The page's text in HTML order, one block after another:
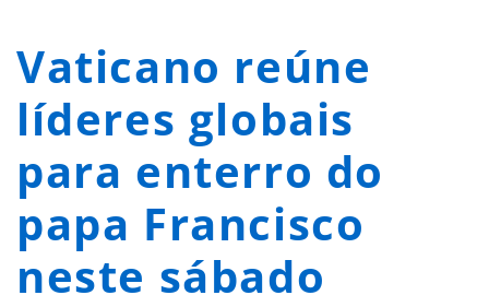
Vaticano reúne
líderes globais
para enterro do
papa Francisco
neste sábado